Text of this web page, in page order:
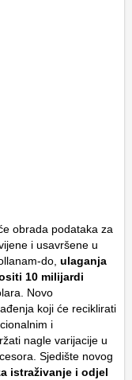
obrada podataka za
i usavršene u
do, ulaganja
10 milijardi
Novo
koji će reciklirati
i
nagle varijacije u
Sjedište novog
istraživanje i odjel